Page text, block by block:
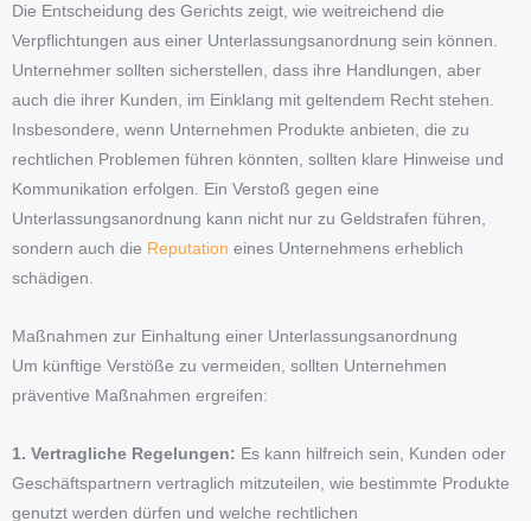
Die Entscheidung des Gerichts zeigt, wie weitreichend die
Verpflichtungen aus einer Unterlassungsanordnung sein können.
Unternehmer sollten sicherstellen, dass ihre Handlungen, aber
auch die ihrer Kunden, im Einklang mit geltendem Recht stehen.
Insbesondere, wenn Unternehmen Produkte anbieten, die zu
rechtlichen Problemen führen könnten, sollten klare Hinweise und
Kommunikation erfolgen. Ein Verstoß gegen eine
Unterlassungsanordnung kann nicht nur zu Geldstrafen führen,
sondern auch die Reputation eines Unternehmens erheblich
schädigen.
Maßnahmen zur Einhaltung einer Unterlassungsanordnung
Um künftige Verstöße zu vermeiden, sollten Unternehmen
präventive Maßnahmen ergreifen:
1. Vertragliche Regelungen: Es kann hilfreich sein, Kunden oder
Geschäftspartnern vertraglich mitzuteilen, wie bestimmte Produkte
genutzt werden dürfen und welche rechtlichen